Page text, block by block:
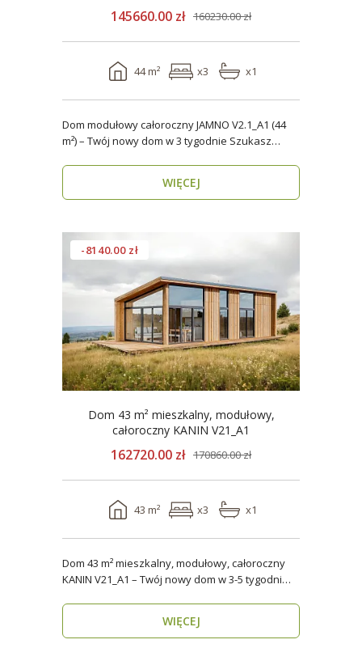
145660.00 zł 160230.00 zł
44 m² x3 x1
Dom modułowy całoroczny JAMNO V2.1_A1 (44
m²) – Twój nowy dom w 3 tygodnie Szukasz
WIĘCEJ
-8140.00 zł
Dom 43 m² mieszkalny, modułowy,
całoroczny KANIN V21_A1
162720.00 zł 170860.00 zł
43 m² x3 x1
Dom 43 m² mieszkalny, modułowy, całoroczny
KANIN V21_A1 – Twój nowy dom w 3-5 tygodni
WIĘCEJ